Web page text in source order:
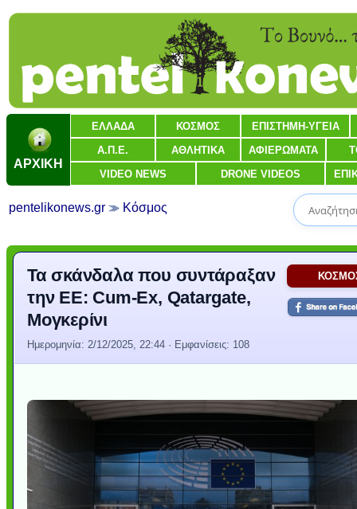
ΑΡΧΙΚΗ
ΕΛΛΑΔΑ ΚΟΣΜΟΣ ΕΠΙΣΤΗΜΗ-ΥΓΕΙΑ
Α.Π.Ε. ΑΘΛΗΤΙΚΑ ΑΦΙΕΡΩΜΑΤΑ
VIDEO NEWS DRONE VIDEOS
pentelikonews.gr Κόσμος
Τα σκάνδαλα που συντάραξαν
την ΕΕ: Cum-Ex, Qatargate,
Μογκερίνι
Ημερομηνία: 2/12/2025, 22:44 · Εμφανίσεις: 108